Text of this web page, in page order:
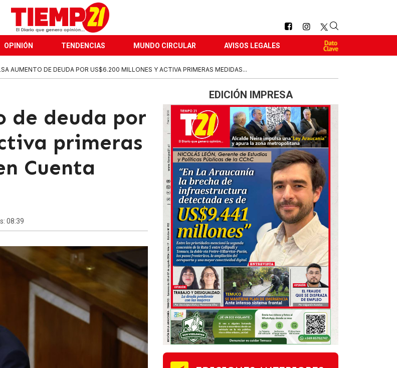
OPINIÓN TENDENCIAS MUNDO CIRCULAR AVISOS LEGALES
AUMENTO DE DEUDA POR US$6.200 MILLONES Y ACTIVA PRIMERAS MEDIDAS...
de deuda por
primeras
Cuenta
08:39
EDICIÓN IMPRESA